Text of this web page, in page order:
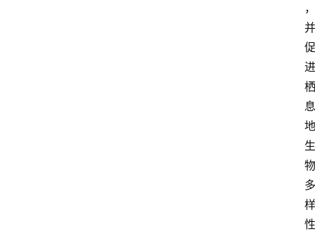
，
并
促
进
栖
息
地
生
物
多
样
性